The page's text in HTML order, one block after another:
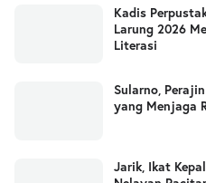
Kadis
Larung 2026
Literasi
Sularno,
yang Menjaga
Jarik, Ikat